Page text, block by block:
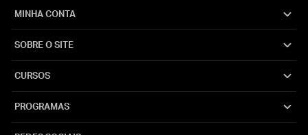
MINHA CONTA
SOBRE O SITE
CURSOS
PROGRAMAS